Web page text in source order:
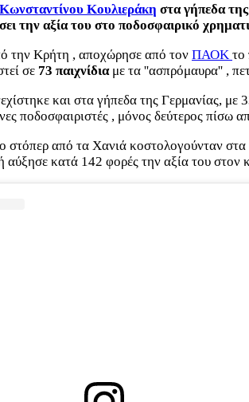
Κωνσταντίνου Κουλιεράκη στα γήπεδα
την αξία του στο ποδοσφαιρικό
την Κρήτη , αποχώρησε από τον ΠΑΟΚ το
σε 73 παιχνίδιαμε τα ''ασπρόμαυρα'' ,
και στα γήπεδα της Γερμανίας, με
ποδοσφαιριστές , μόνος δεύτερος πίσω
ο στόπερ από τα Χανιά κοστολογούνταν στα
αύξησε κατά 142 φορές την αξία του στον